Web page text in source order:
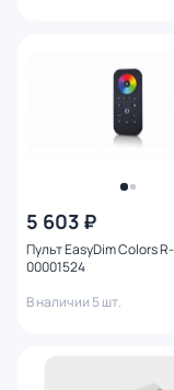
5 603 ₽
Пульт EasyDim Colors
00001524
В наличии 5 шт.